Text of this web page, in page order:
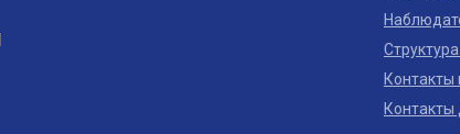
Контакты
Контакты